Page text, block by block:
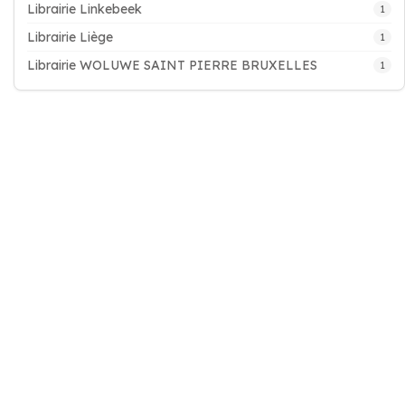
Librairie Linkebeek 1
Librairie Liège 1
Librairie WOLUWE SAINT PIERRE BRUXELLES 1